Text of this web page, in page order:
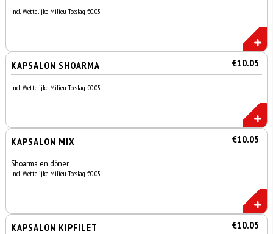
Incl. Wettelijke Milieu Toeslag €0,05
KAPSALON SHOARMA €10.05
Incl. Wettelijke Milieu Toeslag €0,05
KAPSALON MIX €10.05
Shoarma en döner
Incl. Wettelijke Milieu Toeslag €0,05
KAPSALON KIPFILET €10.05